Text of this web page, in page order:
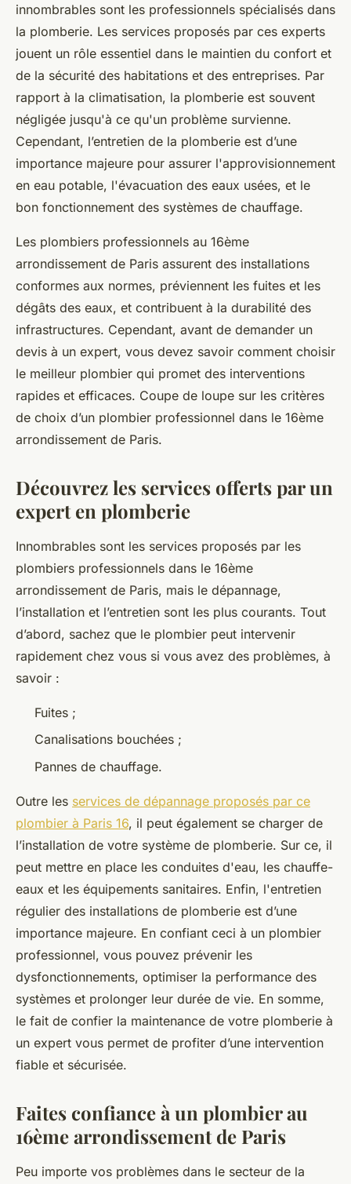
innombrables sont les professionnels spécialisés dans
la plomberie. Les services proposés par ces experts
jouent un rôle essentiel dans le maintien du confort et
de la sécurité des habitations et des entreprises. Par
rapport à la climatisation, la plomberie est souvent
négligée jusqu'à ce qu'un problème survienne.
Cependant, l’entretien de la plomberie est d’une
importance majeure pour assurer l'approvisionnement
en eau potable, l'évacuation des eaux usées, et le
bon fonctionnement des systèmes de chauffage.
Les plombiers professionnels au 16ème
arrondissement de Paris assurent des installations
conformes aux normes, préviennent les fuites et les
dégâts des eaux, et contribuent à la durabilité des
infrastructures. Cependant, avant de demander un
devis à un expert, vous devez savoir comment choisir
le meilleur plombier qui promet des interventions
rapides et efficaces. Coupe de loupe sur les critères
de choix d’un plombier professionnel dans le 16ème
arrondissement de Paris.
Découvrez les services offerts par un
expert en plomberie
Innombrables sont les services proposés par les
plombiers professionnels dans le 16ème
arrondissement de Paris, mais le dépannage,
l’installation et l’entretien sont les plus courants. Tout
d’abord, sachez que le plombier peut intervenir
rapidement chez vous si vous avez des problèmes, à
savoir :
Fuites ;
Canalisations bouchées ;
Pannes de chauffage.
Outre les services de dépannage proposés par ce
plombier à Paris 16, il peut également se charger de
l’installation de votre système de plomberie. Sur ce, il
peut mettre en place les conduites d'eau, les chauffe-
eaux et les équipements sanitaires. Enfin, l'entretien
régulier des installations de plomberie est d’une
importance majeure. En confiant ceci à un plombier
professionnel, vous pouvez prévenir les
dysfonctionnements, optimiser la performance des
systèmes et prolonger leur durée de vie. En somme,
le fait de confier la maintenance de votre plomberie à
un expert vous permet de profiter d’une intervention
fiable et sécurisée.
Faites confiance à un plombier au
16ème arrondissement de Paris
Peu importe vos problèmes dans le secteur de la